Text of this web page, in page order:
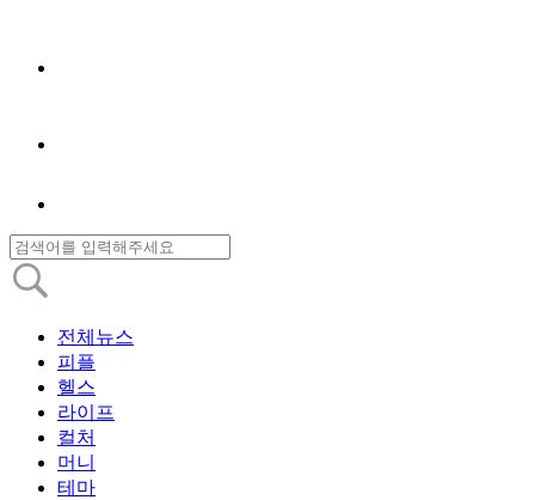
전체뉴스
피플
헬스
라이프
컬처
머니
테마